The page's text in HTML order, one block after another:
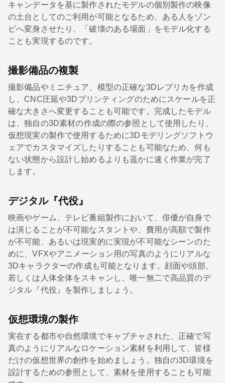
キャンデータを基に製作されたモデルの個別製作の映像
の土台としてのご利用が可能となるため、ある人をゾン
ビへ変身させたり、「破壊のある場面」をモデル化する
ことも実現するのです。
撮影備品の複製
撮影備品やミニチュア、模型の正確な3Dレプリカを作成
し、CNC圧延や3Dプリンティングのためにスケールを正
確な大きさへ変更することも可能です。完成したモデル
は、独自の3D素材の作成の際の参照として使用したり、
仮想現実の製作で使用するために3Dモデリングソフトウ
ェアでカスタマイズしたりすることも可能なため、何も
ない状態から設計し始めるよりも遥かに速く作業が完了
します。
デジタル『代役』
映画やゲーム、テレビ番組製作において、俳優が自身で
は演じることが不可能なスタントや、費用が高額で製作
が不可能、あるいは現実的に実現が不可能なシーンのた
めに、VFXやアニメーション用の写真のようにリアルな
3Dキャラクターの作成も可能となります。顔面や頭部、
若しくは人体全体をスキャンし、唯一無二で高品質のデ
ジタル『代役』を製作しましょう。
仮想環境の製作
実在する都市や自然環境でキャプチャされた、正確で写
真のようにリアルなロケーション素材を利用して、皆様
だけの仮想世界の創作を始めましょう。独自の3D環境を
設計するための参照として、素材を使用することも可能